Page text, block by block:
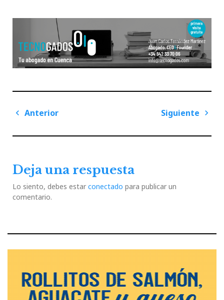
Navegación
entradas
Anterior
Siguiente
Deja una respuesta
Lo siento, debes estar conectado para publicar un
comentario.